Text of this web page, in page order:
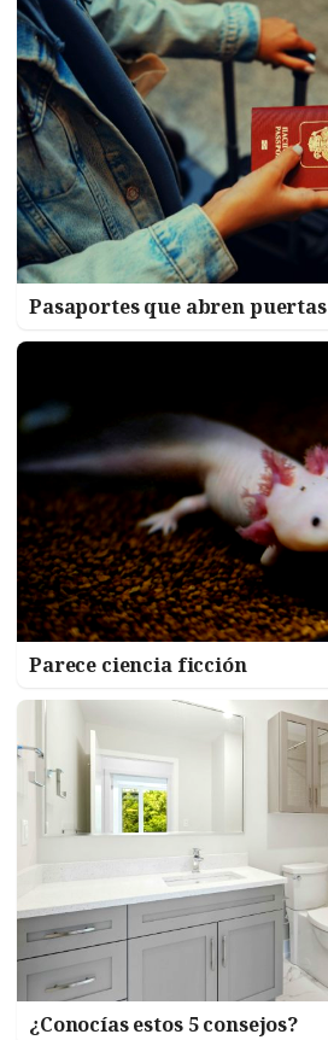
Pasaportes que abren puertas
Parece ciencia ficción
¿Conocías estos 5 consejos?